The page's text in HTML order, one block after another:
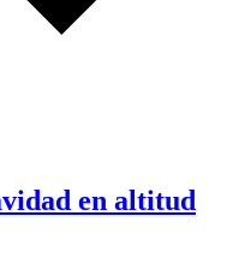
en altitud